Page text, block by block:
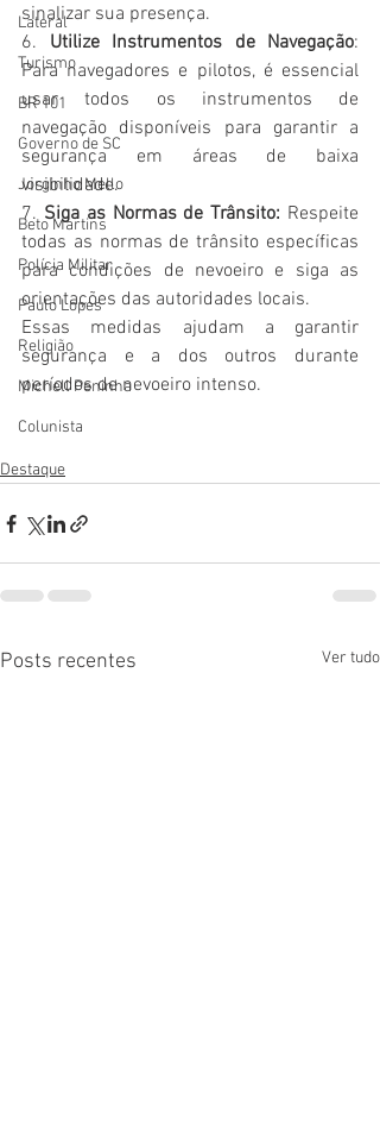
Lateral
Turismo
BR 101
Governo de SC
Jorginho Mello
Beto Martins
Polícia Militar
Paulo Lopes
Religião
Michell Peninha
Colunista
sinalizar sua presença.
6. Utilize Instrumentos de Navegação:
Para navegadores e pilotos, é essencial
usar todos os instrumentos de
navegação disponíveis para garantir a
segurança em áreas de baixa
visibilidade.
7. Siga as Normas de Trânsito: Respeite
todas as normas de trânsito específicas
para condições de nevoeiro e siga as
orientações das autoridades locais.
Essas medidas ajudam a garantir
segurança e a dos outros durante
períodos de nevoeiro intenso.
Destaque
Posts recentes Ver tudo